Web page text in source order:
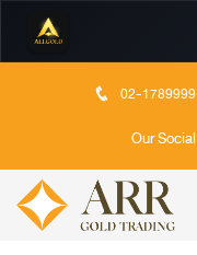
02-1789999
Our Social